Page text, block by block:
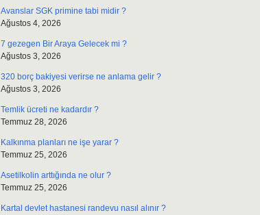
Avanslar SGK primine tabi midir ?
Ağustos 4, 2026
7 gezegen Bir Araya Gelecek mi ?
Ağustos 3, 2026
320 borç bakiyesi verirse ne anlama gelir ?
Ağustos 3, 2026
Temlik ücreti ne kadardır ?
Temmuz 28, 2026
Kalkınma planları ne işe yarar ?
Temmuz 25, 2026
Asetilkolin arttığında ne olur ?
Temmuz 25, 2026
Kartal devlet hastanesi randevu nasıl alınır ?